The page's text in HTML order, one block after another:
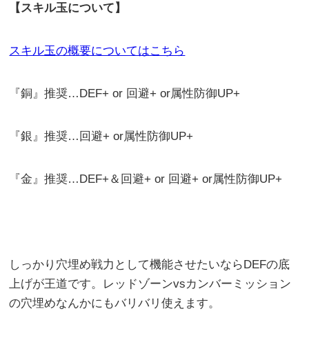
【スキル玉について】
スキル玉の概要についてはこちら
『銅』推奨…DEF+ or 回避+ or属性防御UP+
『銀』推奨…回避+ or属性防御UP+
『金』推奨…DEF+＆回避+ or 回避+ or属性防御UP+
しっかり穴埋め戦力として機能させたいならDEFの底
上げが王道です。レッドゾーンvsカンバーミッション
の穴埋めなんかにもバリバリ使えます。